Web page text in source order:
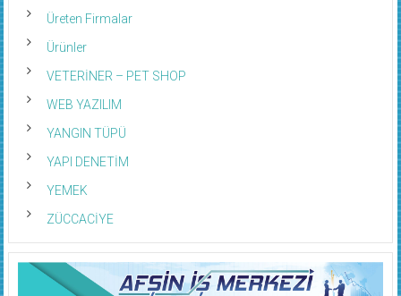
Üreten Firmalar
Ürünler
VETERİNER – PET SHOP
WEB YAZILIM
YANGIN TÜPÜ
YAPI DENETİM
YEMEK
ZÜCCACİYE